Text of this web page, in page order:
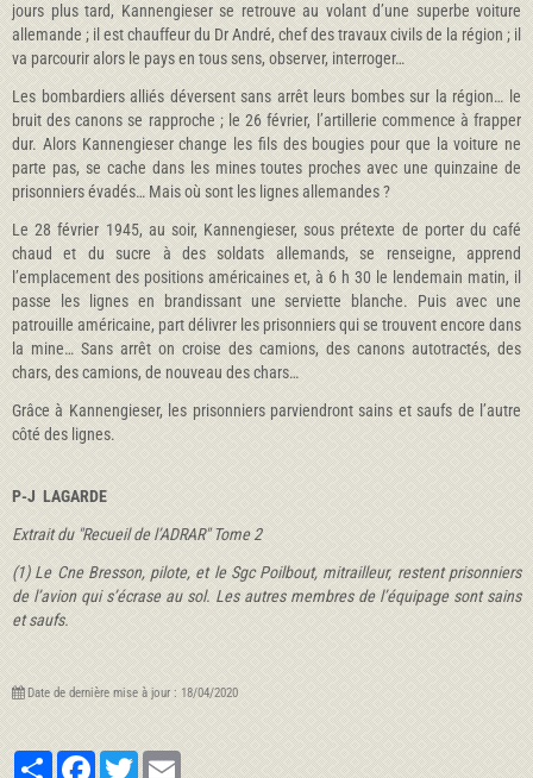
jours plus tard, Kannengieser se retrouve au volant d’une superbe voiture
allemande ; il est chauffeur du Dr André, chef des travaux civils de la région ; il
va parcourir alors le pays en tous sens, observer, interroger…
Les bombardiers alliés déversent sans arrêt leurs bombes sur la région… le
bruit des canons se rapproche ; le 26 février, l’artillerie commence à frapper
dur. Alors Kannengieser change les fils des bougies pour que la voiture ne
parte pas, se cache dans les mines toutes proches avec une quinzaine de
prisonniers évadés… Mais où sont les lignes allemandes ?
Le 28 février 1945, au soir, Kannengieser, sous prétexte de porter du café
chaud et du sucre à des soldats allemands, se renseigne, apprend
l’emplacement des positions américaines et, à 6 h 30 le lendemain matin, il
passe les lignes en brandissant une serviette blanche. Puis avec une
patrouille américaine, part délivrer les prisonniers qui se trouvent encore dans
la mine… Sans arrêt on croise des camions, des canons autotractés, des
chars, des camions, de nouveau des chars…
Grâce à Kannengieser, les prisonniers parviendront sains et saufs de l’autre
côté des lignes.
P-J LAGARDE
Extrait du "Recueil de l’ADRAR" Tome 2
(1) Le Cne Bresson, pilote, et le Sgc Poilbout, mitrailleur, restent prisonniers
de l’avion qui s’écrase au sol. Les autres membres de l’équipage sont sains
et saufs.
Date de dernière mise à jour : 18/04/2020
PartagerFacebookTwitter